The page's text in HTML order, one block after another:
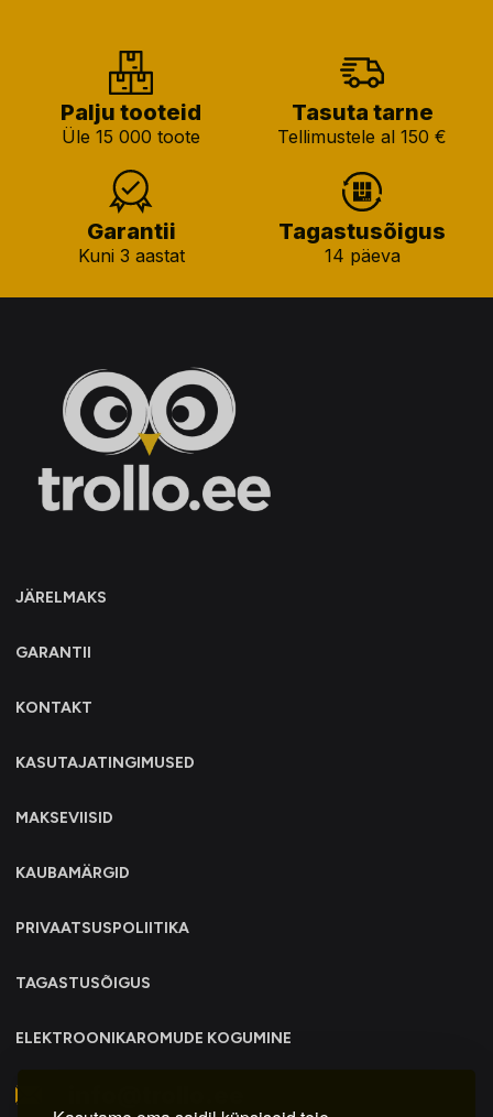
Palju tooteid
Üle 15 000 toote
Tasuta tarne
Tellimustele al 150 €
Garantii
Kuni 3 aastat
Tagastusõigus
14 päeva
JÄRELMAKS
GARANTII
KONTAKT
KASUTAJATINGIMUSED
MAKSEVIISID
KAUBAMÄRGID
PRIVAATSUSPOLIITIKA
TAGASTUSÕIGUS
ELEKTROONIKAROMUDE KOGUMINE